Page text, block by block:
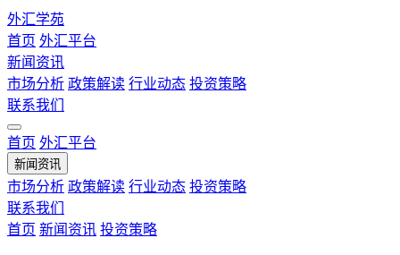
外汇学苑
首页 外汇平台
新闻资讯
市场分析 政策解读 行业动态 投资策略
联系我们
首页 外汇平台
新闻资讯
市场分析 政策解读 行业动态 投资策略
联系我们
首页 新闻资讯 投资策略